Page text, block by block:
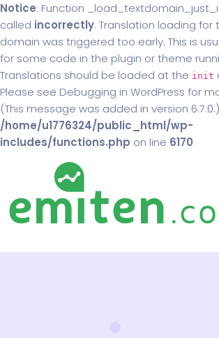
Notice: Function
called incorrectly. Translation loading for
domain was triggered too early. This is
for some code in the plugin or theme
Translations should be loaded at the init
Please see Debugging in WordPress for
(This message was added in version
/home/u1776324/public_html/wp-
includes/functions.php on line 6170